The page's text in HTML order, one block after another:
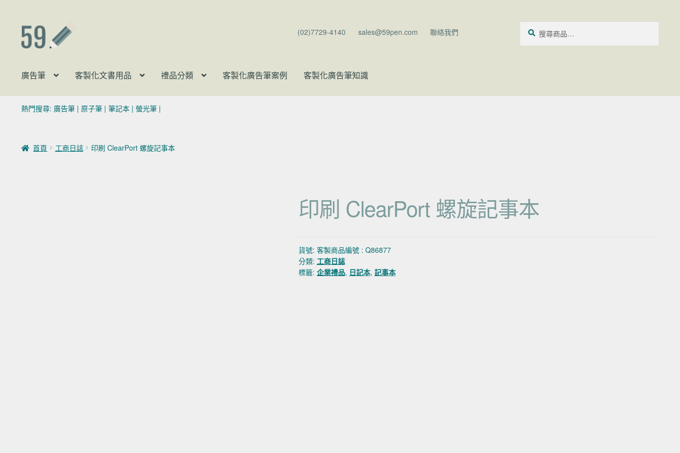
跳至導覽列
跳至主要內容 (02)7729-4140 sales@59pen.com 聯絡我們
廣告筆 客製化文書用品 禮品分類 客製化廣告筆案例 客製化廣告筆知識
熱門搜尋: 廣告筆| 原子筆| 筆記本| 螢光筆|
首頁 工商日誌 印刷 ClearPort 螺旋記事本
印刷 ClearPort 螺旋記事本
貨號: 客製商品編號 : Q86877
分類: 工商日誌
標籤: 企業禮品, 日記本, 記事本